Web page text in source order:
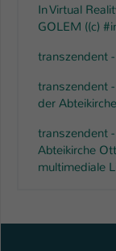
In Virtual
GOLEM ((c)
transzendent
transzendent
der
transzendent
Abteikirche
multimediale